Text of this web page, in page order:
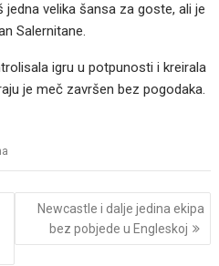
velika šansa za goste, ali je
Salernitane.
igru u potpunosti i kreirala
je meč završen bez pogodaka.
Newcastle i dalje jedina ekipa
bez pobjede u Engleskoj